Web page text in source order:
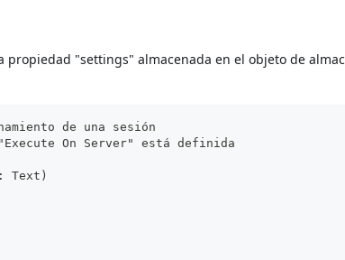
propiedad "settings" almacenada en el objeto de
de una sesión
On Server" está definida
Text)